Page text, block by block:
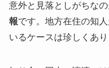
意外と見落としがちなの
報です。地方在住の知
いるケースは珍しくあり